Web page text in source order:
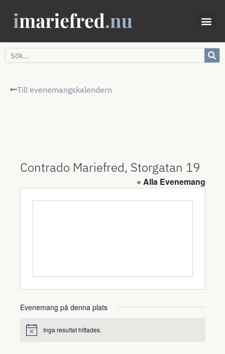
Till evenemangskalendern
Contrado Mariefred, Storgatan 19
« Alla Evenemang
Evenemang på denna plats
Notis Inga resultat hittades.